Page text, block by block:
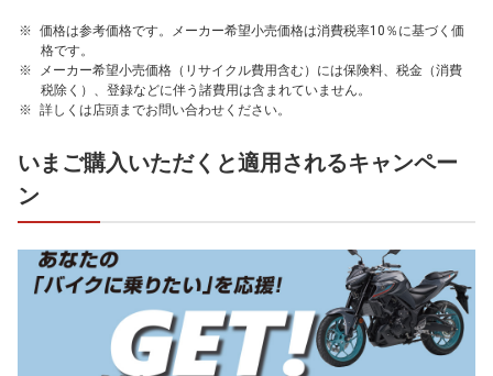
価格は参考価格です。メーカー希望小売価格は消費税率10％に基づく価
格です。
メーカー希望小売価格（リサイクル費用含む）には保険料、税金（消費
税除く）、登録などに伴う諸費用は含まれていません。
詳しくは店頭までお問い合わせください。
いまご購入いただくと適用されるキャンペー
ン